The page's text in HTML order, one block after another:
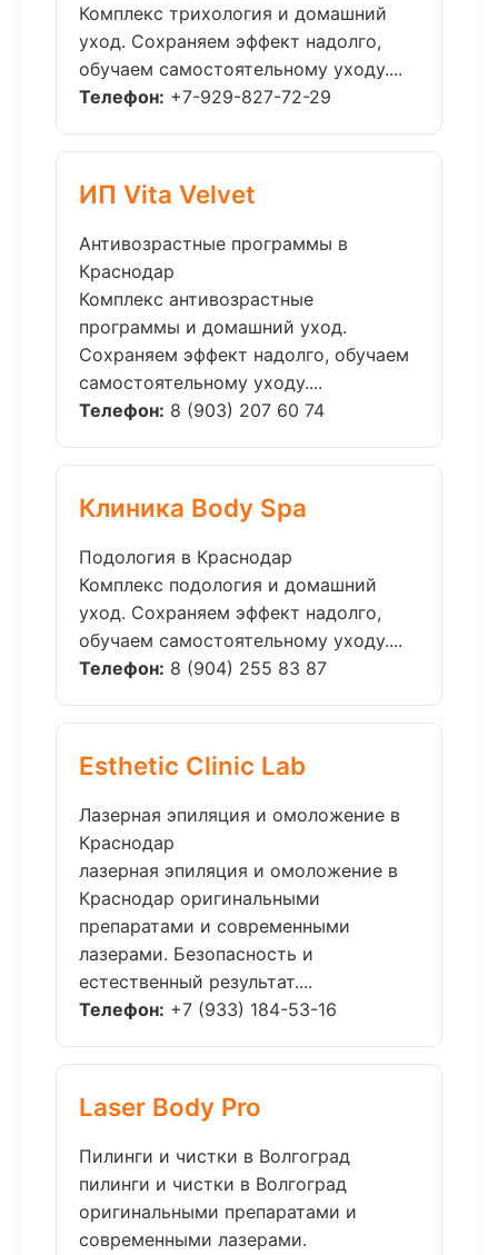
Комплекс трихология и домашний
уход. Сохраняем эффект надолго,
обучаем самостоятельному уходу....
Телефон: +7-929-827-72-29
ИП Vita Velvet
Антивозрастные программы в
Краснодар
Комплекс антивозрастные
программы и домашний уход.
Сохраняем эффект надолго, обучаем
самостоятельному уходу....
Телефон: 8 (903) 207 60 74
Клиника Body Spa
Подология в Краснодар
Комплекс подология и домашний
уход. Сохраняем эффект надолго,
обучаем самостоятельному уходу....
Телефон: 8 (904) 255 83 87
Esthetic Clinic Lab
Лазерная эпиляция и омоложение в
Краснодар
лазерная эпиляция и омоложение в
Краснодар оригинальными
препаратами и современными
лазерами. Безопасность и
естественный результат....
Телефон: +7 (933) 184-53-16
Laser Body Pro
Пилинги и чистки в Волгоград
пилинги и чистки в Волгоград
оригинальными препаратами и
современными лазерами.